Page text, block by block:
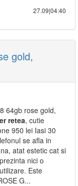
27.09|04:40
gold,
8 64gb rose gold,
retea, cutie
950 lei Iasi 30
se afla in
atat estetic cat si
nici o
Este
G...